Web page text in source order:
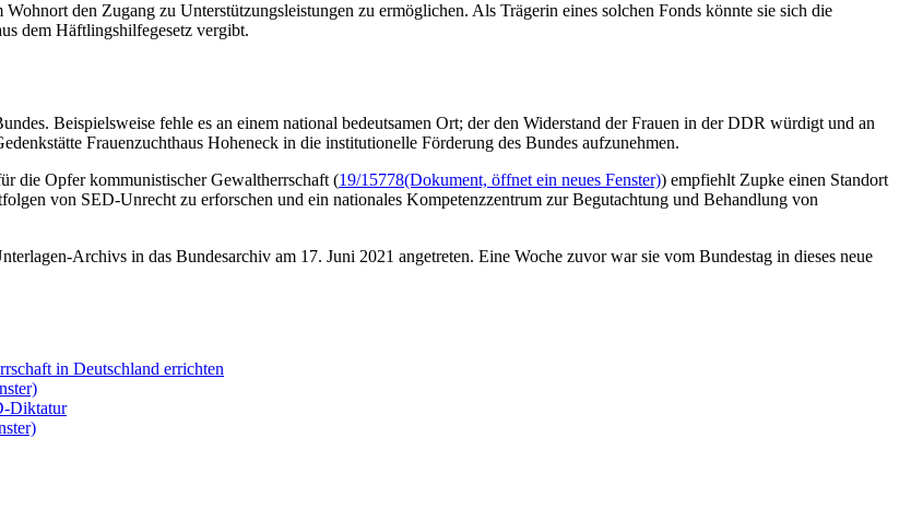
den Zugang zu Unterstützungsleistungen zu ermöglichen. Als Trägerin eines solchen Fonds könnte sie sich die
dem Häftlingshilfegesetz vergibt.
Beispielsweise fehle es an einem national bedeutsamen Ort; der den Widerstand der Frauen in der DDR würdigt und an
Frauenzuchthaus Hoheneck in die institutionelle Förderung des Bundes aufzunehmen.
die Opfer kommunistischer Gewaltherrschaft (19/15778(Dokument, öffnet ein neues Fenster)) empfiehlt Zupke einen Standort
von SED-Unrecht zu erforschen und ein nationales Kompetenzzentrum zur Begutachtung und Behandlung von
Archivs in das Bundesarchiv am 17. Juni 2021 angetreten. Eine Woche zuvor war sie vom Bundestag in dieses neue
in Deutschland errichten
Diktatur